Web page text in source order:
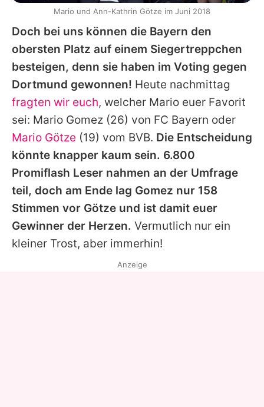
Doch bei uns können die Bayern den
obersten Platz auf einem Siegertreppchen
besteigen, denn sie haben im Voting gegen
Dortmund gewonnen! Heute nachmittag
fragten wir euch, welcher Mario euer Favorit
sei: Mario Gomez (26) von FC Bayern oder
Mario Götze (19) vom BVB. Die Entscheidung
könnte knapper kaum sein. 6.800
Promiflash Leser nahmen an der Umfrage
teil, doch am Ende lag Gomez nur 158
Stimmen vor Götze und ist damit euer
Gewinner der Herzen. Vermutlich nur ein
kleiner Trost, aber immerhin!
Mario und Ann-Kathrin Götze im Juni 2018
Anzeige